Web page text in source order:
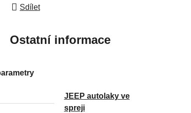
Sdílet
Ostatní informace
JEEP autolaky ve
spreji